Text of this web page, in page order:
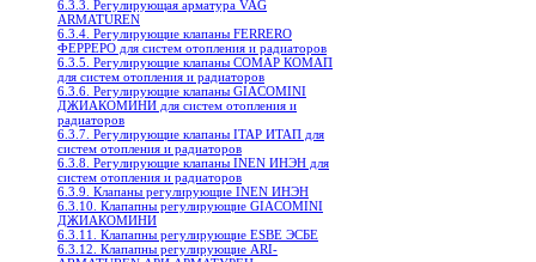
6.3.3. Регулирующая арматура VAG
ARMATUREN
6.3.4. Регулирующие клапаны FERRERO
ФЕРРЕРО для систем отопления и радиаторов
6.3.5. Регулирующие клапаны COMAP КОМАП
для систем отопления и радиаторов
6.3.6. Регулирующие клапаны GIACOMINI
ДЖИАКОМИНИ для систем отопления и
радиаторов
6.3.7. Регулирующие клапаны ITAP ИТАП для
систем отопления и радиаторов
6.3.8. Регулирующие клапаны INEN ИНЭН для
систем отопления и радиаторов
6.3.9. Клапаны регулирующие INEN ИНЭН
6.3.10. Клапапны регулирующие GIACOMINI
ДЖИАКОМИНИ
6.3.11. Клапапны регулирующие ESBE ЭСБЕ
6.3.12. Клапапны регулирующие ARI-